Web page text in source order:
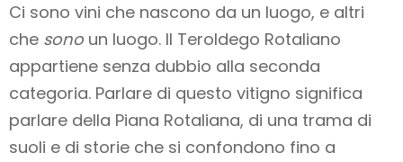
Ci sono vini che nascono da un luogo, e altri
che sono un luogo. Il Teroldego Rotaliano
appartiene senza dubbio alla seconda
categoria. Parlare di questo vitigno significa
parlare della Piana Rotaliana, di una trama di
suoli e di storie che si confondono fino a